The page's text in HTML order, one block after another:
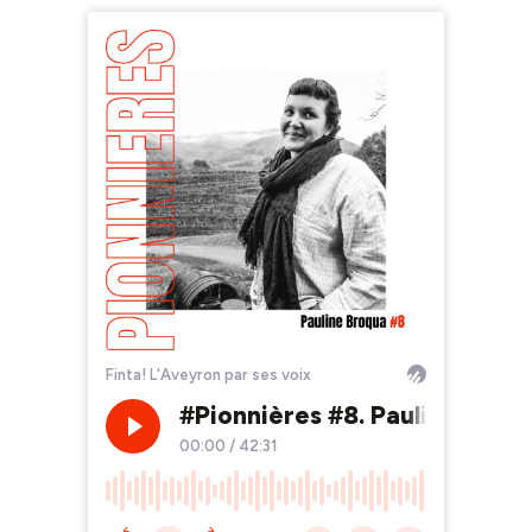
Finta! L'Aveyron par ses voix
#Pionnières #8. Pauline
00:00 / 42:31